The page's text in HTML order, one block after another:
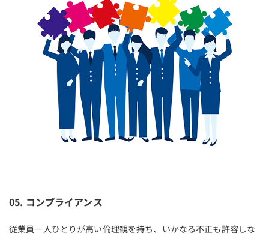
05. コンプライアンス
従業員一人ひとりが高い倫理観を持ち、いかなる不正も許容しな